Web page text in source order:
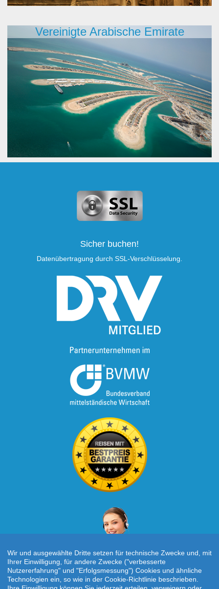
Vereinigte Arabische Emirate
Sicher buchen!
Datenübertragung durch SSL-Verschlüsselung.
Individuelle Reiseanfrage!
Wir und ausgewählte Dritte setzen für technische Zwecke und, mit
Ihrer Einwilligung, für andere Zwecke ("verbesserte
Nutzererfahrung" und "Erfolgsmessung") Cookies und ähnliche
Technologien ein, so wie in der Cookie-Richtlinie beschrieben.